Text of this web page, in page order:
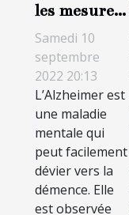
les mesures
de gestion
de
l’Alzheimer
à Paris ?
Samedi 10
septembre
2022 20:13
L’Alzheimer est
une maladie
mentale qui
peut facilement
dévier vers la
démence. Elle
est observée